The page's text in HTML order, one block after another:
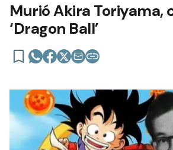
Murió Akira Toriyama,
‘Dragon Ball’